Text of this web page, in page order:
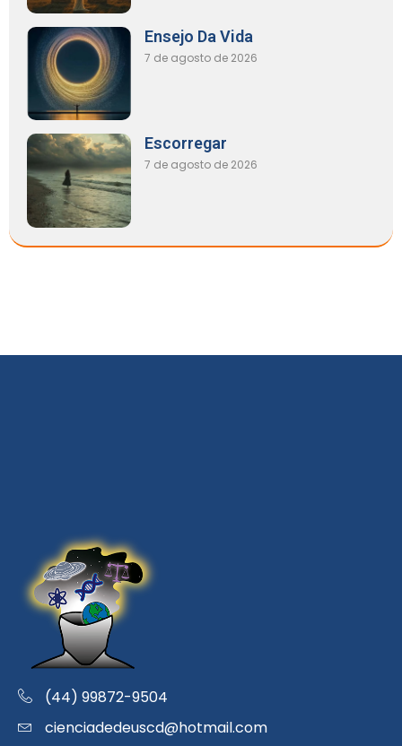
Ensejo Da Vida
7 de agosto de 2026
Escorregar
7 de agosto de 2026
(44) 99872-9504
cienciadedeuscd@hotmail.com